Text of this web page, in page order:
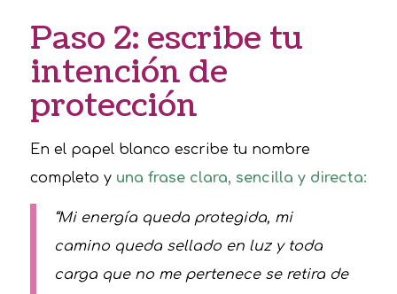
Paso 2: escribe tu
intención de
protección
En el papel blanco escribe tu nombre
completo y una frase clara, sencilla y directa:
“Mi energía queda protegida, mi
camino queda sellado en luz y toda
carga que no me pertenece se retira de